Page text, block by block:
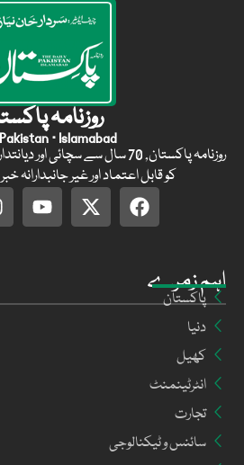
اہم زمرے
پاکستان
دنیا
کھیل
انٹرٹینمنٹ
تجارت
سائنس و ٹیکنالوجی
روزنامہ
· Islamabad
روزنامہ پاکستان, 70 سال سے سچائی
کو قابل اعتماد اور غیر جانبدارانہ